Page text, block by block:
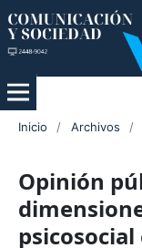
Inicio / Archivos /
Opinión